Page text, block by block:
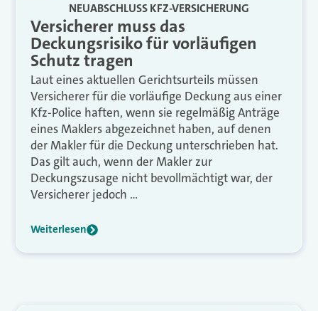
NEUABSCHLUSS KFZ-VERSICHERUNG
Versicherer muss das
Deckungsrisiko für vorläufigen
Schutz tragen
Laut eines aktuellen Gerichtsurteils müssen
Versicherer für die vorläufige Deckung aus einer
Kfz-Police haften, wenn sie regelmäßig Anträge
eines Maklers abgezeichnet haben, auf denen
der Makler für die Deckung unterschrieben hat.
Das gilt auch, wenn der Makler zur
Deckungszusage nicht bevollmächtigt war, der
Versicherer jedoch …
Weiterlesen